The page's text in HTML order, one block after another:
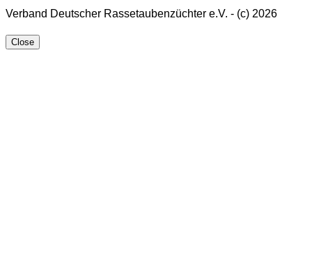
Verband Deutscher Rassetaubenzüchter e.V. - (c) 2026
Close